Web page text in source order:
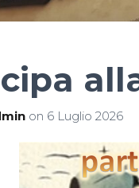
on 6 Luglio 2026